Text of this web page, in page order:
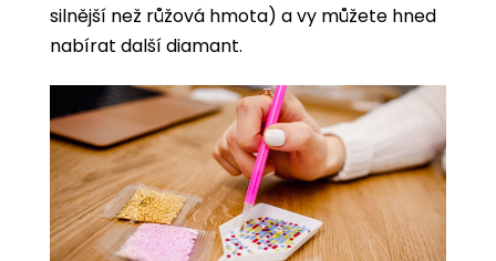
silnější než růžová hmota) a vy můžete hned
nabírat další diamant.